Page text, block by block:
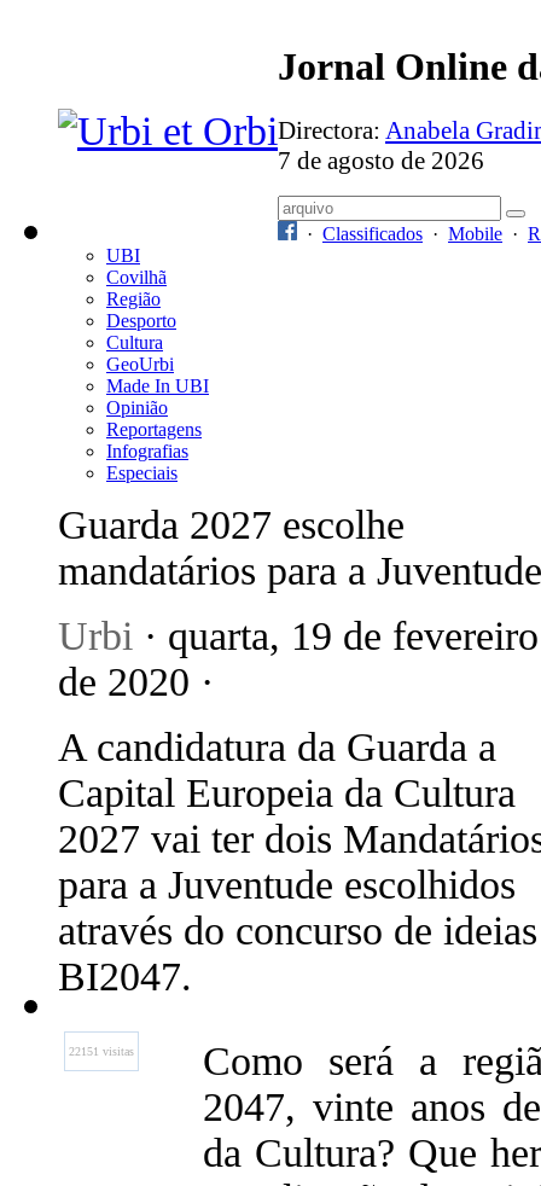
Jornal Online
Directora: Anabela
7 de agosto de 2026
· Classificados · Mobile ·
UBI
Covilhã
Região
Desporto
Cultura
GeoUrbi
Made In UBI
Opinião
Reportagens
Infografias
Especiais
Guarda 2027 escolhe
mandatários para a Juventude
Urbi · quarta, 19 de fevereiro
de 2020 ·
A candidatura da Guarda a
Capital Europeia da Cultura
2027 vai ter dois
para a Juventude escolhidos
através do concurso de ideias
BI2047.
22151 visitas
Como será a
2047, vinte anos
da Cultura? Que